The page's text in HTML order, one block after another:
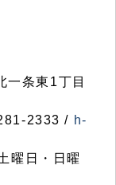
条東1丁目
2333 / h-
曜日・日曜